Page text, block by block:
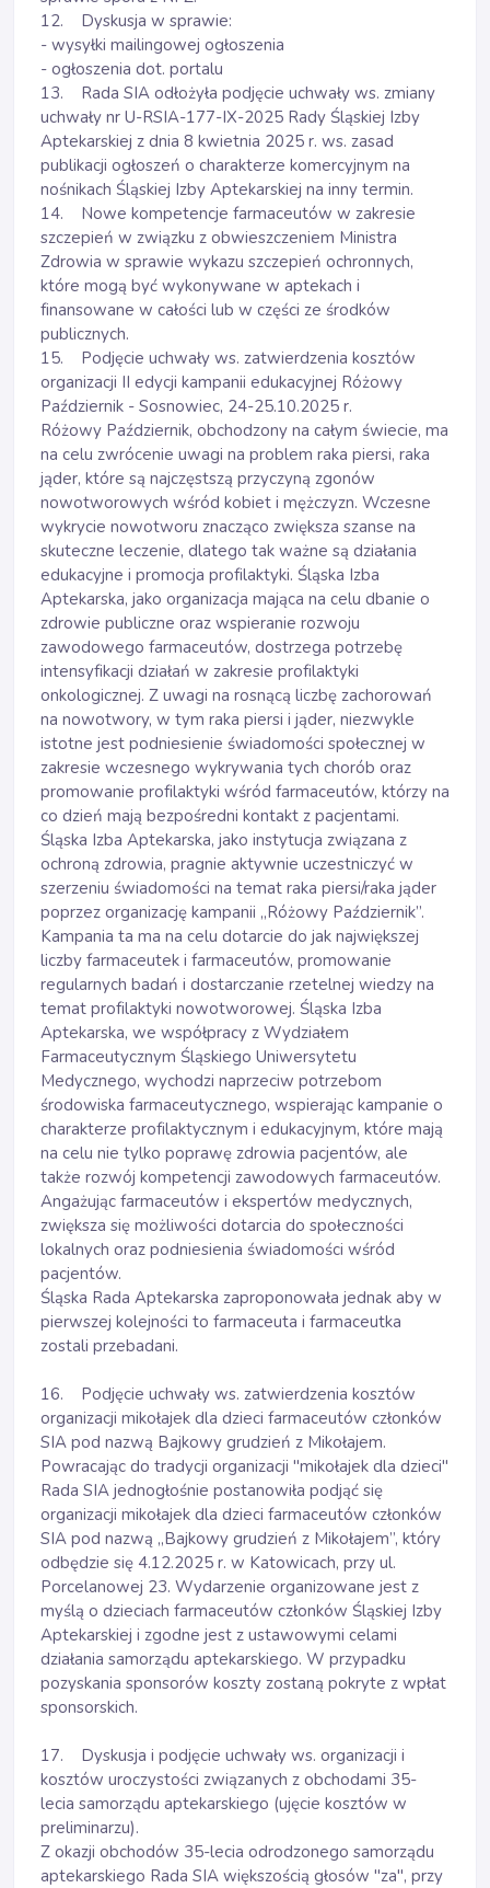
12. Dyskusja w sprawie:
- wysyłki mailingowej ogłoszenia
- ogłoszenia dot. portalu
13. Rada SIA odłożyła podjęcie uchwały ws. zmiany
uchwały nr U-RSIA-177-IX-2025 Rady Śląskiej Izby
Aptekarskiej z dnia 8 kwietnia 2025 r. ws. zasad
publikacji ogłoszeń o charakterze komercyjnym na
nośnikach Śląskiej Izby Aptekarskiej na inny termin.
14. Nowe kompetencje farmaceutów w zakresie
szczepień w związku z obwieszczeniem Ministra
Zdrowia w sprawie wykazu szczepień ochronnych,
które mogą być wykonywane w aptekach i
finansowane w całości lub w części ze środków
publicznych.
15. Podjęcie uchwały ws. zatwierdzenia kosztów
organizacji II edycji kampanii edukacyjnej Różowy
Październik - Sosnowiec, 24-25.10.2025 r.
Różowy Październik, obchodzony na całym świecie, ma
na celu zwrócenie uwagi na problem raka piersi, raka
jąder, które są najczęstszą przyczyną zgonów
nowotworowych wśród kobiet i mężczyzn. Wczesne
wykrycie nowotworu znacząco zwiększa szanse na
skuteczne leczenie, dlatego tak ważne są działania
edukacyjne i promocja profilaktyki. Śląska Izba
Aptekarska, jako organizacja mająca na celu dbanie o
zdrowie publiczne oraz wspieranie rozwoju
zawodowego farmaceutów, dostrzega potrzebę
intensyfikacji działań w zakresie profilaktyki
onkologicznej. Z uwagi na rosnącą liczbę zachorowań
na nowotwory, w tym raka piersi i jąder, niezwykle
istotne jest podniesienie świadomości społecznej w
zakresie wczesnego wykrywania tych chorób oraz
promowanie profilaktyki wśród farmaceutów, którzy na
co dzień mają bezpośredni kontakt z pacjentami.
Śląska Izba Aptekarska, jako instytucja związana z
ochroną zdrowia, pragnie aktywnie uczestniczyć w
szerzeniu świadomości na temat raka piersi/raka jąder
poprzez organizację kampanii „Różowy Październik”.
Kampania ta ma na celu dotarcie do jak największej
liczby farmaceutek i farmaceutów, promowanie
regularnych badań i dostarczanie rzetelnej wiedzy na
temat profilaktyki nowotworowej. Śląska Izba
Aptekarska, we współpracy z Wydziałem
Farmaceutycznym Śląskiego Uniwersytetu
Medycznego, wychodzi naprzeciw potrzebom
środowiska farmaceutycznego, wspierając kampanie o
charakterze profilaktycznym i edukacyjnym, które mają
na celu nie tylko poprawę zdrowia pacjentów, ale
także rozwój kompetencji zawodowych farmaceutów.
Angażując farmaceutów i ekspertów medycznych,
zwiększa się możliwości dotarcia do społeczności
lokalnych oraz podniesienia świadomości wśród
pacjentów.
Śląska Rada Aptekarska zaproponowała jednak aby w
pierwszej kolejności to farmaceuta i farmaceutka
zostali przebadani.
16. Podjęcie uchwały ws. zatwierdzenia kosztów
organizacji mikołajek dla dzieci farmaceutów członków
SIA pod nazwą Bajkowy grudzień z Mikołajem.
Powracając do tradycji organizacji "mikołajek dla dzieci"
Rada SIA jednogłośnie postanowiła podjąć się
organizacji mikołajek dla dzieci farmaceutów członków
SIA pod nazwą „Bajkowy grudzień z Mikołajem”, który
odbędzie się 4.12.2025 r. w Katowicach, przy ul.
Porcelanowej 23. Wydarzenie organizowane jest z
myślą o dzieciach farmaceutów członków Śląskiej Izby
Aptekarskiej i zgodne jest z ustawowymi celami
działania samorządu aptekarskiego. W przypadku
pozyskania sponsorów koszty zostaną pokryte z wpłat
sponsorskich.
17. Dyskusja i podjęcie uchwały ws. organizacji i
kosztów uroczystości związanych z obchodami 35-
lecia samorządu aptekarskiego (ujęcie kosztów w
preliminarzu).
Z okazji obchodów 35-lecia odrodzonego samorządu
aptekarskiego Rada SIA większością głosów "za", przy